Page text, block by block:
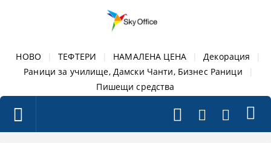
НОВО ТЕФТЕРИ НАМАЛЕНА ЦЕНА Декорация
Раници за училище, Дамски Чанти, Бизнес Раници
Пишещи средства